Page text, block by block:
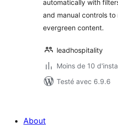
automatically with
and manual controls to
evergreen content.
leadhospitality
Moins de 10
Testé avec 6.9.6
About